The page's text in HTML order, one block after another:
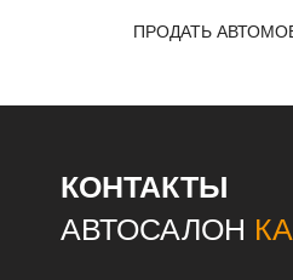
ПРОДАТЬ
КОНТАКТЫ
АВТОСАЛОН